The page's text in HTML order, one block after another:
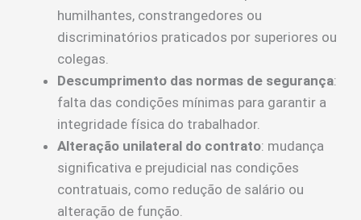
humilhantes, constrangedores ou
discriminatórios praticados por superiores ou
colegas.
Descumprimento das normas de segurança:
falta das condições mínimas para garantir a
integridade física do trabalhador.
Alteração unilateral do contrato: mudança
significativa e prejudicial nas condições
contratuais, como redução de salário ou
alteração de função.